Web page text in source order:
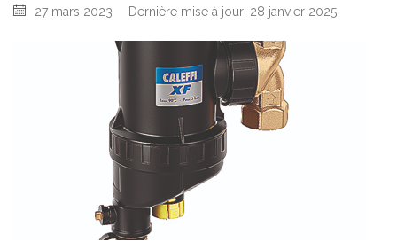
27 mars 2023 Dernière mise à jour: 28 janvier 2025